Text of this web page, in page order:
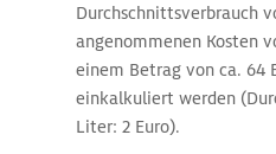
Durchschnittsverbrauch
angenommenen Kosten
einem Betrag von ca. 64
einkalkuliert werden
Liter: 2 Euro).